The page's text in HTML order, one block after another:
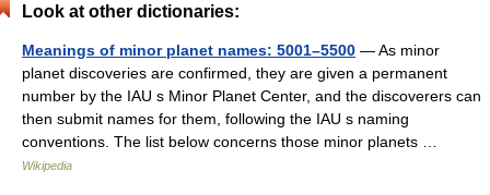
Look at other dictionaries:
Meanings of minor planet names: 5001–5500 — As minor
planet discoveries are confirmed, they are given a permanent
number by the IAU s Minor Planet Center, and the discoverers can
then submit names for them, following the IAU s naming
conventions. The list below concerns those minor planets …
Wikipedia